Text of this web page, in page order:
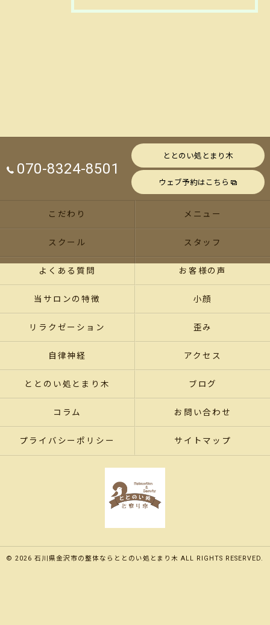
070-8324-8501
ととのい処とまり木
ウェブ予約はこちら
こだわり メニュー
スクール スタッフ
よくある質問 お客様の声
当サロンの特徴 小顔
リラクゼーション 歪み
自律神経 アクセス
ととのい処とまり木 ブログ
コラム お問い合わせ
プライバシーポリシー サイトマップ
© 2026 石川県金沢市の整体ならととのい処とまり木 ALL RIGHTS RESERVED.